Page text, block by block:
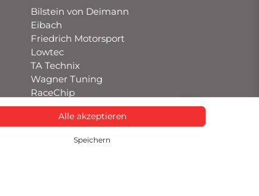
Bilstein von Deimann
Eibach
Friedrich Motorsport
Lowtec
TA Technix
Wagner Tuning
RaceChip
Alle akzeptieren
Speichern